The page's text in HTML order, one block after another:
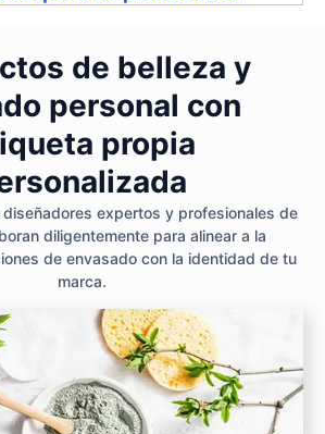
de belleza y
personal con
propia
expertos y profesionales de
diligentemente para alinear a la
de envasado con la identidad de tu
marca.